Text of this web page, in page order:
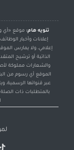
تنويه هام: موقع «أي
إعلانات وأخبار
إعلامي، ولا يمارس
الذاتية أو ترشيح
والشعارات مملوكة
الموقع أي رسوم من
عبر قنواتها الرسمية،
بالمتطلبات ذات